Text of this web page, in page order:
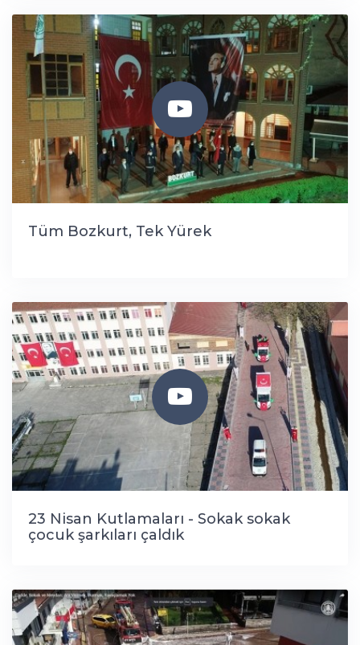
Tüm Bozkurt, Tek Yürek
23 Nisan Kutlamaları - Sokak sokak
çocuk şarkıları çaldık